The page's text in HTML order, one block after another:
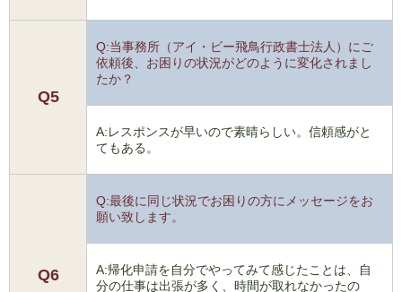
Q5
Q:当事務所（アイ・ビー飛鳥行政書士法人）にご
依頼後、お困りの状況がどのように変化されまし
たか？
A:レスポンスが早いので素晴らしい。信頼感がと
てもある。
Q6
Q:最後に同じ状況でお困りの方にメッセージをお
願い致します。
A:帰化申請を自分でやってみて感じたことは、自
分の仕事は出張が多く、時間が取れなかったの